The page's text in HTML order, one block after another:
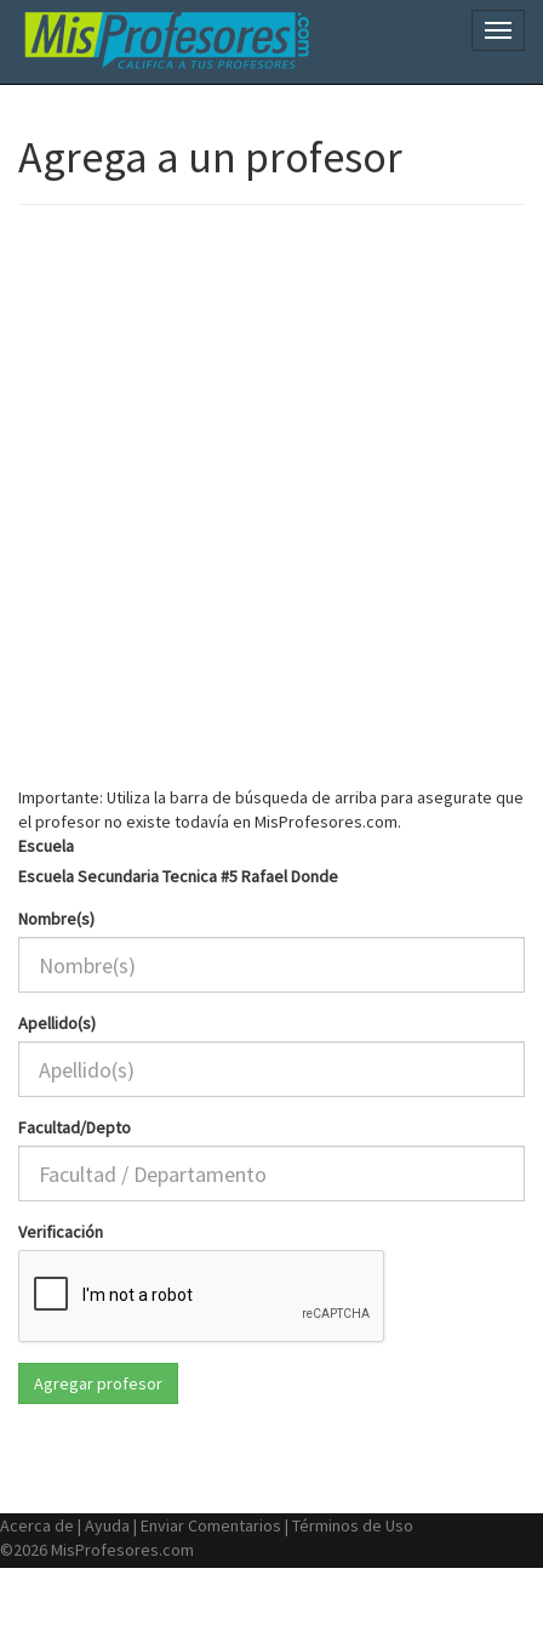
Agrega a un profesor
Importante: Utiliza la barra de búsqueda de arriba para asegurate que
el profesor no existe todavía en MisProfesores.com.
Escuela
Escuela Secundaria Tecnica #5 Rafael Donde
Nombre(s)
Apellido(s)
Facultad/Depto
Verificación
Acerca de | Ayuda | Enviar Comentarios | Términos de Uso
©2026 MisProfesores.com